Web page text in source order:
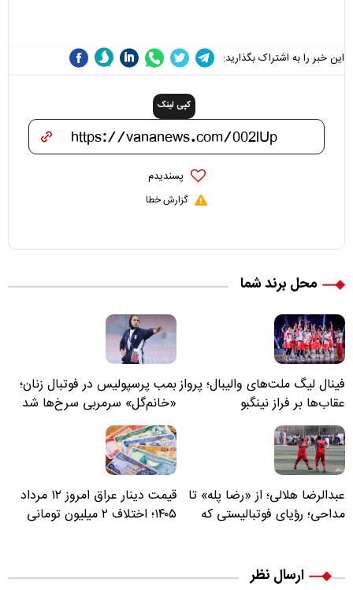
این خبر را به اشتراک بگذارید:
کپی لینک
پسندیدم
گزارش خطا
محل برند شما
فینال لیگ ملت‌های والیبال؛ پرواز
عقاب‌ها بر فراز نینگبو
بمب پرسپولیس در فوتبال زنان؛
«خانم‌گل» سرمربی سرخ‌ها شد
عبدالرضا هلالی؛ از «رضا پله» تا
مداحی؛ رؤیای فوتبالیستی که
قیمت دینار عراق امروز ۱۲ مرداد
۱۴۰۵؛ اختلاف ۲ میلیون تومانی
ارسال نظر